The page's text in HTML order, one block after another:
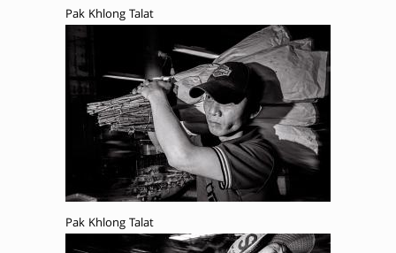
Pak Khlong Talat
Pak Khlong Talat